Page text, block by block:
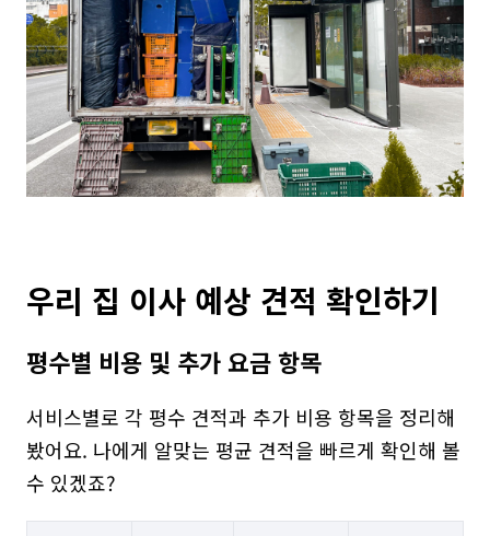
우리 집 이사 예상 견적 확인하기
평수별 비용 및 추가 요금 항목
서비스별로 각 평수 견적과 추가 비용 항목을 정리해
봤어요. 나에게 알맞는 평균 견적을 빠르게 확인해 볼
수 있겠죠?